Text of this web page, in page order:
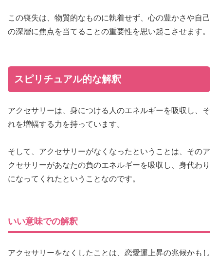
この喪失は、物質的なものに執着せず、心の豊かさや自己
の深層に焦点を当てることの重要性を思い起こさせます。
スピリチュアル的な解釈
アクセサリーは、身につける人のエネルギーを吸収し、そ
れを増幅する力を持っています。
そして、アクセサリーがなくなったということは、そのア
クセサリーがあなたの負のエネルギーを吸収し、身代わり
になってくれたということなのです。
いい意味での解釈
アクセサリーをなくしたことは、恋愛運上昇の兆候かもし